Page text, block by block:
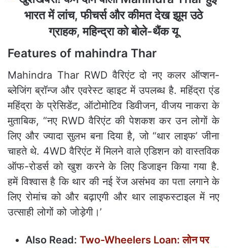
Features of mahindra Thar
Mahindra Thar RWD वैरिएंट दो नए कलर ऑप्शन-
ब्लेजिंग ब्रॉन्ज और एवरेस्ट व्हाइट में उपलब्ध है. महिंद्रा एंड
महिंद्रा के प्रेसिडेंट, ऑटोमोटिव डिवीजन, वीजय नाकरा के
मुताबिक, “नए RWD वैरिएंट की पेशकश कर उन लोगों के
लिए और ज्यादा सुलभ बना दिया है, जो “थार लाइफ’ जीना
चाहते थे. 4WD वैरिएंट में मिलने वाले एडिशन को वास्तविक
ऑफ-रोडर्स को खुश करने के लिए डिजाइन किया गया है.
हमें विश्वास है कि थार की नई रेंज असंभव का पता लगाने के
लिए रोमांच को और बढ़ाएगी और थार लाइफस्टाइल में नए
उत्साही लोगों को जोड़ेगी।’
Also Read: Two-Wheelers Loan: लोन पर